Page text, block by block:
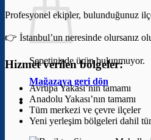
Sepetinizde ürün bulunmuyor.
Mağazaya geri dön
Profesyonel ekipler, bulunduğunuz
👉 İstanbul’un neresinde olursanız
Hizmet verilen bölgeler:
Avrupa Yakası’nın tamamı
Anadolu Yakası’nın tamamı
Tüm merkezi ve çevre ilçeler
Yeni yerleşim bölgeleri dahil